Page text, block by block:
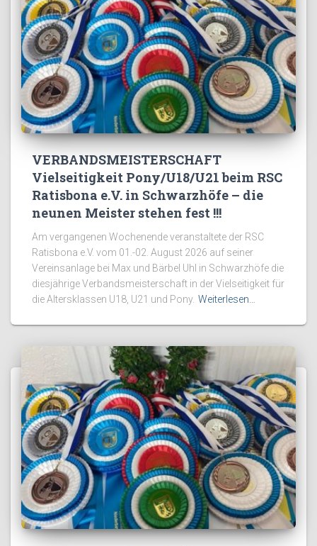
VERBANDSMEISTERSCHAFT
Vielseitigkeit Pony/U18/U21 beim RSC
Ratisbona e.V. in Schwarzhöfe – die
neunen Meister stehen fest !!!
Am vergangenen Wochenende veranstaltete der RSC
Ratisbona e.V. vom 01.-02. August 2026 auf seiner
Vereinsanlage bei Max und Bärbel Uhl in Schwarzhöfe die
diesjährige Verbandsmeisterschaft in der Vielseitigkeit für
die Altersklassen U18, U21 und Pony. Weiterlesen…